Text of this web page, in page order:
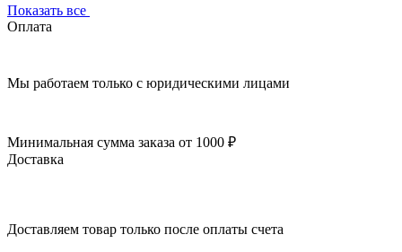
Показать все
Оплата
Мы работаем только с юридическими лицами
Минимальная сумма заказа от 1000 ₽
Доставка
Доставляем товар только после оплаты счета